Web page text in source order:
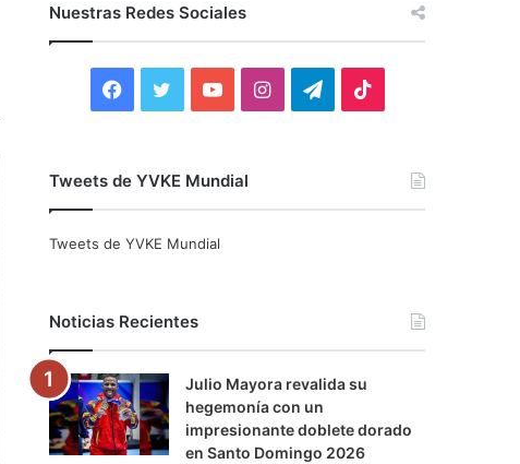
Nuestras Redes Sociales
F
c
o
k
i
r
Y
u
e
I
r
a
m
T
a
m
Tweets de YVKE Mundial
Tweets de YVKE Mundial
Noticias Recientes
Julio Mayora revalida su
hegemonía con un
impresionante doblete dorado
en Santo Domingo 2026